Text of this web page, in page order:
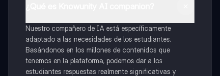
Nuestro compañero de IA está específicamente
adaptado a las necesidades de los estudiantes.
Basándonos en los millones de contenidos que
tenemos en la plataforma, podemos dar a los
estudiantes respuestas realmente significativas y